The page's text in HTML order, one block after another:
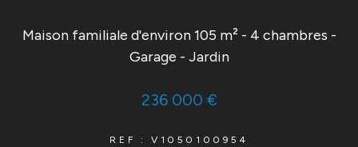
Maison familiale d'environ 105 m² - 4 chambres -
Garage - Jardin
236 000 €
REF : V1050100954